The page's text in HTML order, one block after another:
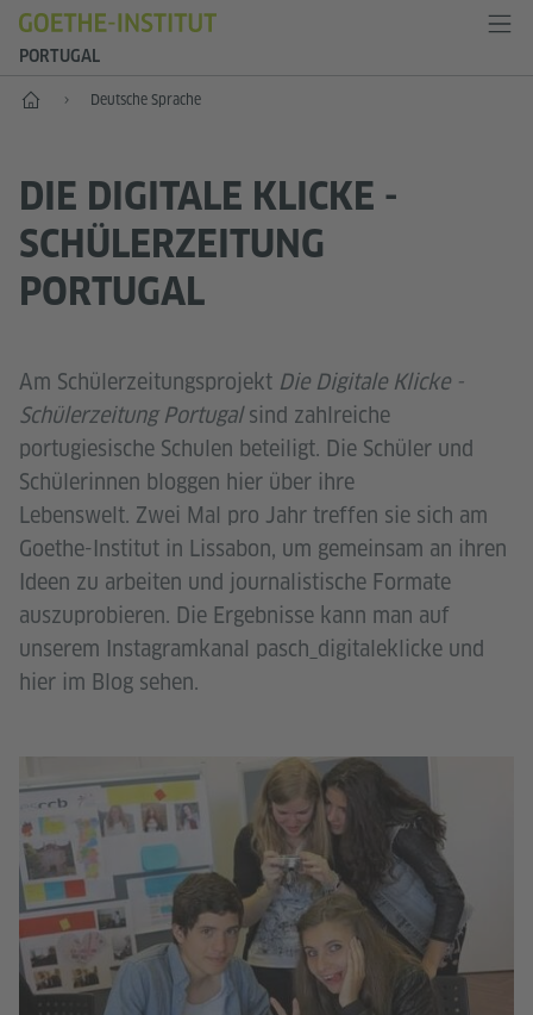
PORTUGAL
Start Deutsche Sprache
DIE DIGITALE KLICKE -
SCHÜLERZEITUNG
PORTUGAL
​Am Schülerzeitungsprojekt Die Digitale Klicke -
Schülerzeitung Portugalsind zahlreiche
portugiesische Schulen beteiligt. Die Schüler und
Schülerinnen bloggen hier über ihre
Lebenswelt. Zwei Mal pro Jahr treffen sie sich am
Goethe-Institut in Lissabon, um gemeinsam an ihren
Ideen zu arbeiten und journalistische Formate
auszuprobieren. Die Ergebnisse kann man auf
unserem Instagramkanal pasch_digitaleklicke und
hier im Blog sehen.